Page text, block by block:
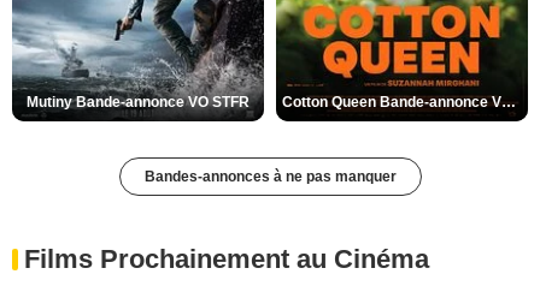
Mutiny Bande-annonce VO STFR Cotton Queen Bande-annonce VO STFR
Bandes-annonces à ne pas manquer
Films Prochainement au Cinéma